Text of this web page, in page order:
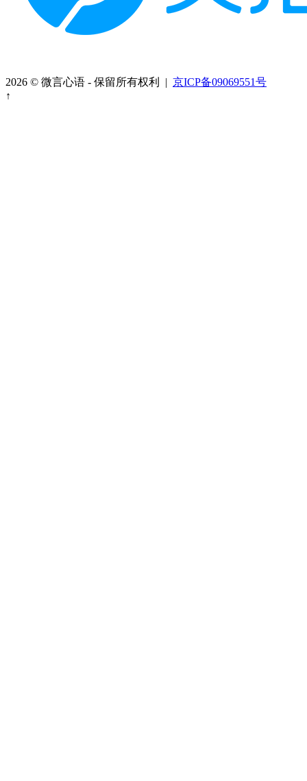
2026 © 微言心语 - 保留所有权利 | 京ICP备09069551号
↑